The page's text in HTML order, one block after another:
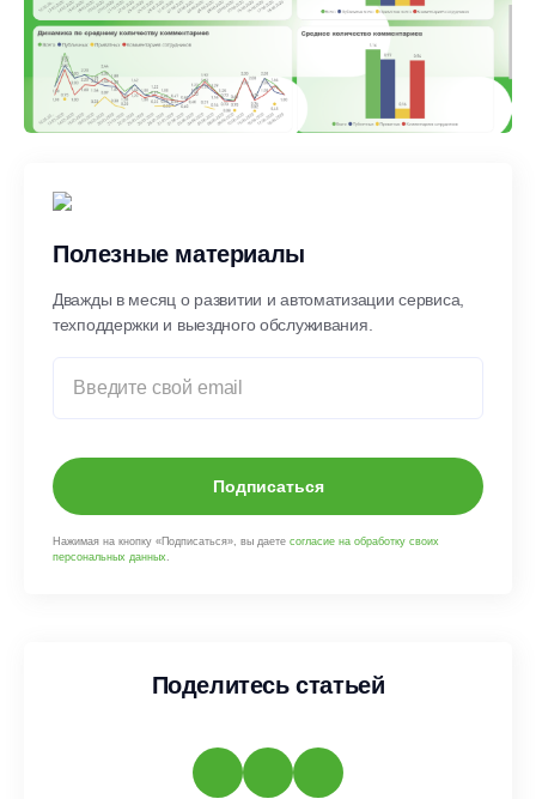
Полезные материалы
Дважды в месяц о развитии и автоматизации сервиса,
техподдержки и выездного обслуживания.
Подписаться
Нажимая на кнопку «Подписаться», вы даете согласие на обработку своих
персональных данных
Поделитесь статьей